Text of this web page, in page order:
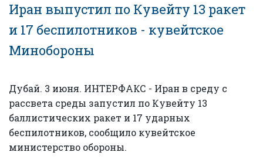
Иран выпустил по Кувейту 13 ракет
и 17 беспилотников - кувейтское
Минобороны
Дубай. 3 июня. ИНТЕРФАКС - Иран в среду с
рассвета среды запустил по Кувейту 13
баллистических ракет и 17 ударных
беспилотников, сообщило кувейтское
министерство обороны.